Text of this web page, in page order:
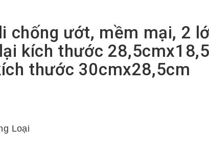
chống ướt, mềm mại, 2
kích thước
thước 30cmx28,5cm
Loại